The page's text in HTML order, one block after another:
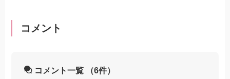
コメント
コメント一覧 （6件）